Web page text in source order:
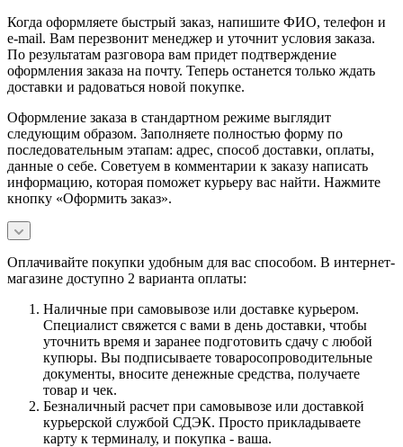
Когда оформляете быстрый заказ, напишите ФИО, телефон и
e-mail. Вам перезвонит менеджер и уточнит условия заказа.
По результатам разговора вам придет подтверждение
оформления заказа на почту. Теперь останется только ждать
доставки и радоваться новой покупке.
Оформление заказа в стандартном режиме выглядит
следующим образом. Заполняете полностью форму по
последовательным этапам: адрес, способ доставки, оплаты,
данные о себе. Советуем в комментарии к заказу написать
информацию, которая поможет курьеру вас найти. Нажмите
кнопку «Оформить заказ».
Оплачивайте покупки удобным для вас способом. В интернет-
магазине доступно 2 варианта оплаты:
Наличные при самовывозе или доставке курьером.
Специалист свяжется с вами в день доставки, чтобы
уточнить время и заранее подготовить сдачу с любой
купюры. Вы подписываете товаросопроводительные
документы, вносите денежные средства, получаете
товар и чек.
Безналичный расчет при самовывозе или доставкой
курьерской службой СДЭК. Просто прикладываете
карту к терминалу, и покупка - ваша.